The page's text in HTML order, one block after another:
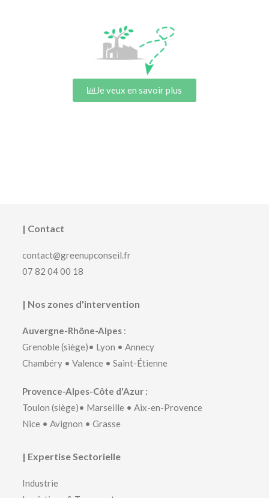
Je veux en savoir plus
| Contact
contact@greenupconseil.fr
07 82 04 00 18
| Nos zones d'intervention
Auvergne-Rhône-Alpes :
Grenoble(siège)• Lyon •Annecy
Chambéry •Valence •Saint-Étienne
Provence-Alpes-Côte d'Azur :
Toulon (siège)• Marseille •Aix-en-Provence
Nice •Avignon •Grasse
| Expertise Sectorielle
Industrie